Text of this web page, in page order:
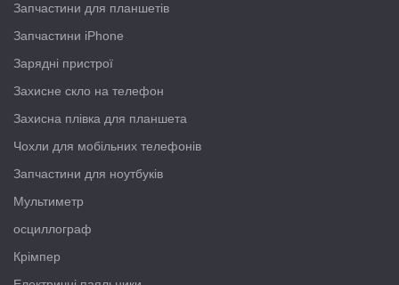
Запчастини для планшетів
Запчастини iPhone
Зарядні пристрої
Захисне скло на телефон
Захисна плівка для планшета
Чохли для мобільних телефонів
Запчастини для ноутбуків
Мультиметр
осциллограф
Крімпер